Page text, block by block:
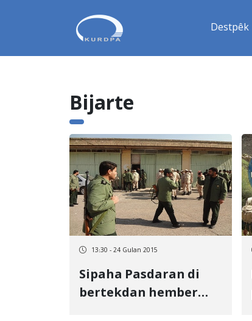
Destpêk
Bijarte
13:30 - 24 Gulan 2015
Sipaha Pasdaran di
bertekdan hember